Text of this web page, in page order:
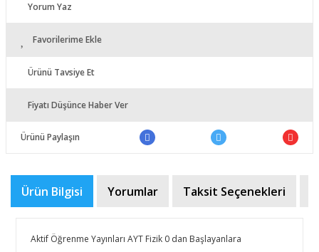
Yorum Yaz
Favorilerime Ekle
Ürünü Tavsiye Et
Fiyatı Düşünce Haber Ver
Ürünü Paylaşın
Ürün Bilgisi Yorumlar Taksit Seçenekleri
Aktif Öğrenme Yayınları AYT Fizik 0 dan Başlayanlara